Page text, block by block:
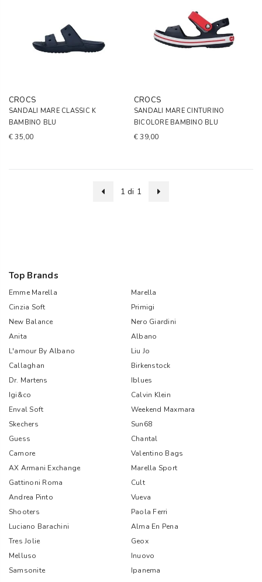
CROCS
SANDALI MARE CLASSIC K
BAMBINO BLU
€ 35,00
CROCS
SANDALI MARE CINTURINO
BICOLORE BAMBINO BLU
€ 39,00
1 di 1
Top Brands
Emme Marella
Marella
Cinzia Soft
Primigi
New Balance
Nero Giardini
Anita
Albano
L'amour By Albano
Liu Jo
Callaghan
Birkenstock
Dr. Martens
Iblues
Igi&co
Calvin Klein
Enval Soft
Weekend Maxmara
Skechers
Sun68
Guess
Chantal
Camore
Valentino Bags
AX Armani Exchange
Marella Sport
Gattinoni Roma
Cult
Andrea Pinto
Vueva
Shooters
Paola Ferri
Luciano Barachini
Alma En Pena
Tres Jolie
Geox
Melluso
Inuovo
Samsonite
Ipanema